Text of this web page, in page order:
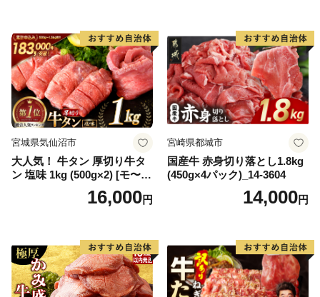
宮城県気仙沼市
大人気！ 牛タン 厚切り牛タ
ン 塩味 1kg (500g×2) [モ〜ラ
ンド 宮城県 気仙沼市 205646
60] 肉 牛肉 精肉 牛たん 牛タ
厚切り タン
16,000円
宮崎県都城市
国産牛 赤身切り落とし1.8kg
(450g×4パック)_14-3604
14,000円